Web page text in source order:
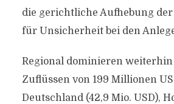
die gerichtliche Aufhebung der
für Unsicherheit bei den
Regional dominieren weiterhin
Zuflüssen von 199 Millionen
Deutschland (42,9 Mio. USD),